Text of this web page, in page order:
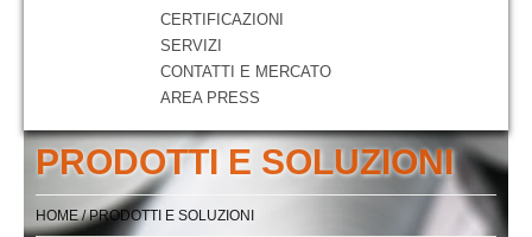
CERTIFICAZIONI
SERVIZI
CONTATTI E MERCATO
AREA PRESS
PRODOTTI E SOLUZIONI
HOME/PRODOTTI E SOLUZIONI